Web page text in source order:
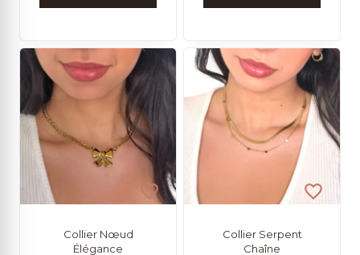
Collier Nœud
Élégance
Collier Serpent
Chaîne